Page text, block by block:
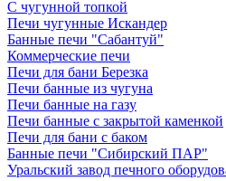
С чугунной топкой
Печи чугунные Искандер
Банные печи "Сабантуй"
Коммерческие печи
Печи для бани Березка
Печи банные из чугуна
Печи банные на газу
Печи банные с закрытой каменкой
Печи для бани с баком
Банные печи "Сибирский ПАР"
Уральский завод печного